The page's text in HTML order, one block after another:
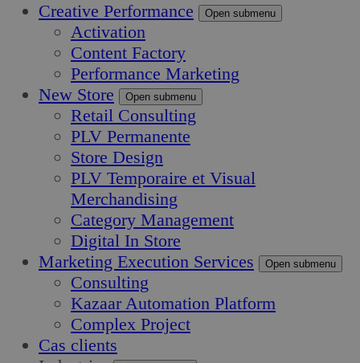
Creative Performance
Open submenu
Activation
Content Factory
Performance Marketing
New Store
Open submenu
Retail Consulting
PLV Permanente
Store Design
PLV Temporaire et Visual
Merchandising
Category Management
Digital In Store
Marketing Execution Services
Open submenu
Consulting
Kazaar Automation Platform
Complex Project
Cas clients